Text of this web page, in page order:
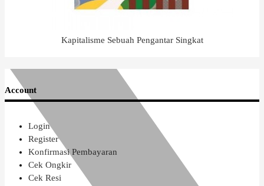
Kapitalisme Sebuah Pengantar Singkat
Account
Login
Register
Konfirmasi Pembayaran
Cek Ongkir
Cek Resi